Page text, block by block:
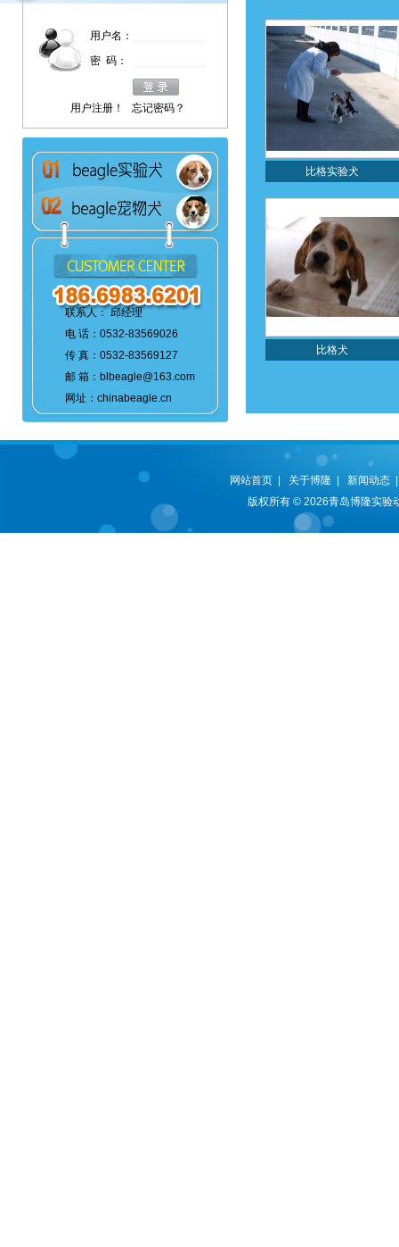
用户名：
密 码：
用户注册！ 忘记密码？
联系人： 邱经理
电 话：0532-83569026
传 真：0532-83569127
邮 箱：blbeagle@163.com
网址：chinabeagle.cn
比格实验犬
比格犬
网站首页 关于博隆 |新闻动态
版权所有 © 2026青岛博隆实验